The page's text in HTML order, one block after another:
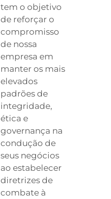
tem o objetivo
de reforçar o
compromisso
de nossa
empresa em
manter os mais
elevados
padrões de
integridade,
ética e
governança na
condução de
seus negócios
ao estabelecer
diretrizes de
combate à